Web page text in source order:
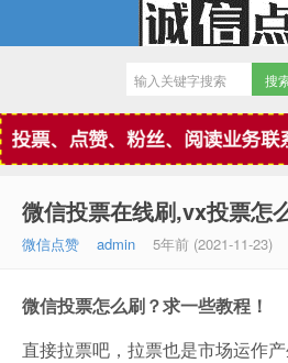
微信点赞
微信投票在线刷,vx投票怎
微信点赞 admin 5年前 (2021-11-23)
微信投票怎么刷？求一些教程！
直接拉票吧，拉票也是市场运作